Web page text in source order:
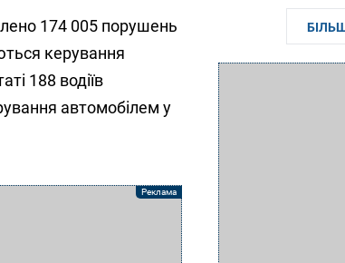
174 005 порушень
керування
188 водіїв
автомобілем у